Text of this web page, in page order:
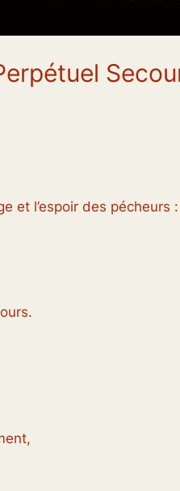
et l’espoir des pécheurs :